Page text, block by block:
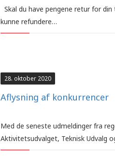
Skal du have pengene retur for
kunne refundere…
28. oktober 2020
Aflysning af konkurrencer
Med de seneste udmeldinger fra
Aktivitetsudvalget, Teknisk Udvalg